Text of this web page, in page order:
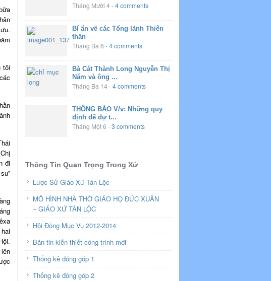
tôi
đi
Tháng Mười 4-4 comments
Bí ẩn về các Tổng lãnh Thiên
thần
Tháng Ba 6 -4 comments
Bà Cát Thành Long Nguyễn Thị
Năm và ông ...
Tháng Ba 14-4 comments
THÔNG BÁO V/v: Những quy
định để dự t...
Tháng Một 6 -3 comments
Thông Tin Quan Trọng Trong Xứ
Lược Sử Giáo Xứ Tân Lộc
MÔ HÌNH NHÀ THỜ GIÁO HỌ ĐỨC XUÂN
– GIÁO XỨ TÂN LỘC
Hội Đồng Mục Vụ 2012-2014
Bản tin kiến thiết công trình mới
Thống kê đóng góp 1
Thống kê đóng góp 2